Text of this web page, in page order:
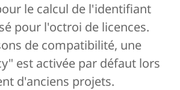
le calcul de l'identifiant
pour l'octroi de licences.
de compatibilité, une
est activée par défaut lors
d'anciens projets.